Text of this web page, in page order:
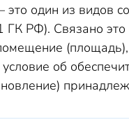
один из видов
ГК РФ). Связано это
условие об